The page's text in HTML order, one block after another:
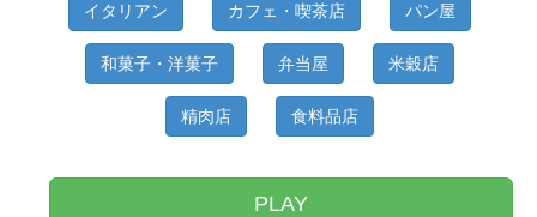
イタリアン カフェ・喫茶店 パン屋
和菓子・洋菓子 弁当屋 米穀店
精肉店 食料品店
PLAY